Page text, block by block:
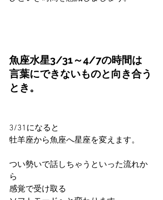
魚座水星3/31～4/7の時間は
言葉にできないものと向き合う
とき。
3/31になると
牡羊座から魚座へ星座を変えます。
つい勢いで話しちゃうといった流れか
ら
感覚で受け取る